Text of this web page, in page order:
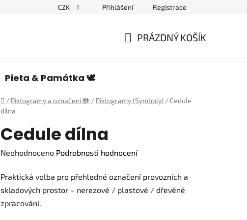
Blog o cedulích a piktogramech
CZK Přihlášení Registrace
PRÁZDNÝ KOŠÍK
Pieta & Památka 🕊️
Domů
/ Piktogramy a označení 🚻 / Piktogramy (Symboly) / Cedule
dílna
Cedule dílna
Průměrné
produktu
je
0,0
Neohodnoceno Podrobnosti hodnocení
Praktická volba pro přehledné označení provozních a
skladových prostor – nerezové / plastové / dřevěné
zpracování.